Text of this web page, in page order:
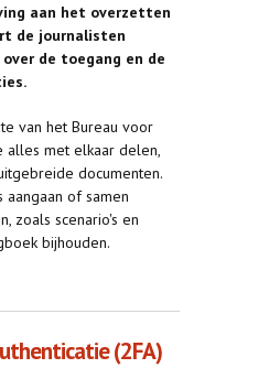
aan het overzetten
de journalisten
de toegang en de
van het Bureau voor
alles met elkaar delen,
documenten.
aangaan of samen
zoals scenario's en
bijhouden.
(2FA)